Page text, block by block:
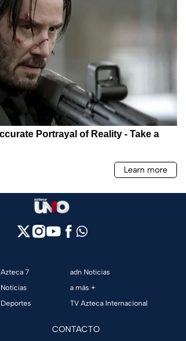
Azteca 7
Noticias
Deportes
adn Noticias
a más +
TV Azteca Internacional
CONTACTO